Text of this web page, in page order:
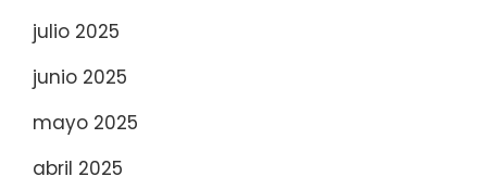
julio 2025
junio 2025
mayo 2025
abril 2025